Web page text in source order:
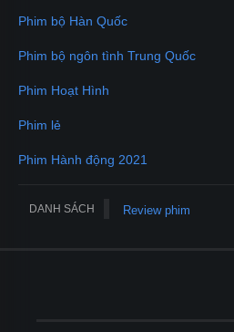
Phim bộ Hàn Quốc
Phim bộ ngôn tình Trung Quốc
Phim Hoạt Hình
Phim lẻ
Phim Hành động 2021
DANH SÁCH Review phim